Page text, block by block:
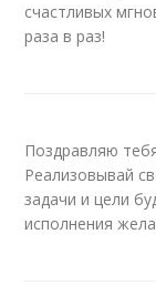
счастливых
раза в раз!
Поздравляю
Реализовывай
задачи и цели
исполнения